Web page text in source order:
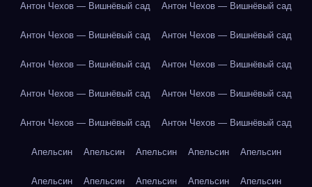
Антон Чехов — Вишнёвый сад Антон Чехов — Вишнёвый сад
Антон Чехов — Вишнёвый сад Антон Чехов — Вишнёвый сад
Антон Чехов — Вишнёвый сад Антон Чехов — Вишнёвый сад
Антон Чехов — Вишнёвый сад Антон Чехов — Вишнёвый сад
Антон Чехов — Вишнёвый сад Антон Чехов — Вишнёвый сад
Апельсин Апельсин Апельсин Апельсин Апельсин
Апельсин Апельсин Апельсин Апельсин Апельсин